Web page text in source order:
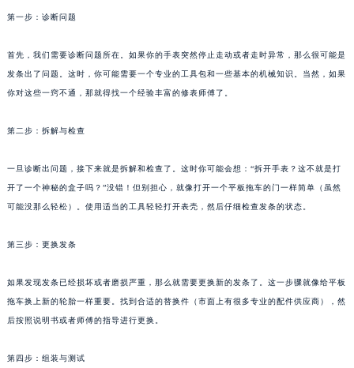
第一步：诊断问题
首先，我们需要诊断问题所在。如果你的手表突然停止走动或者走时异常，那么很可能是
发条出了问题。这时，你可能需要一个专业的工具包和一些基本的机械知识。当然，如果
你对这些一窍不通，那就得找一个经验丰富的修表师傅了。
第二步：拆解与检查
一旦诊断出问题，接下来就是拆解和检查了。这时你可能会想：“拆开手表？这不就是打
开了一个神秘的盒子吗？”没错！但别担心，就像打开一个平板拖车的门一样简单（虽然
可能没那么轻松）。使用适当的工具轻轻打开表壳，然后仔细检查发条的状态。
第三步：更换发条
如果发现发条已经损坏或者磨损严重，那么就需要更换新的发条了。这一步骤就像给平板
拖车换上新的轮胎一样重要。找到合适的替换件（市面上有很多专业的配件供应商），然
后按照说明书或者师傅的指导进行更换。
第四步：组装与测试